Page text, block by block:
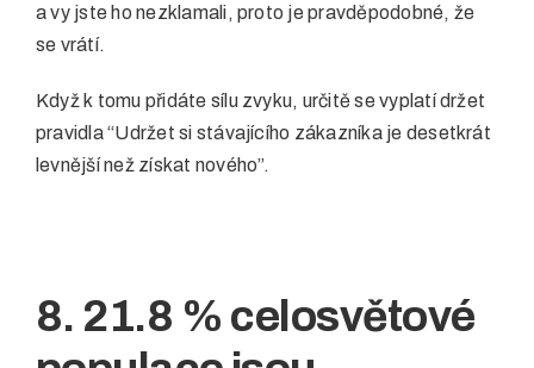
a vy jste ho nezklamali, proto je pravděpodobné, že
se vrátí.
Když k tomu přidáte sílu zvyku, určitě se vyplatí držet
pravidla “Udržet si stávajícího zákazníka je desetkrát
levnější než získat nového”.
8. 21.8 % celosvětové